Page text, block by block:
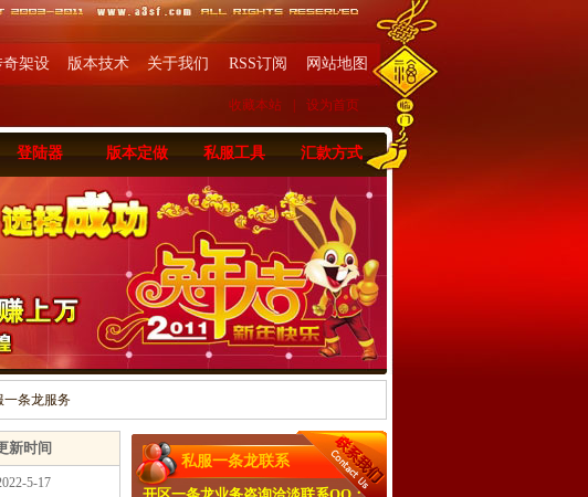
奇架设 版本技术 关于我们 RSS订阅 网站地图
收藏本站 设为首页
登陆器 版本定做 私服工具 汇款方式
一条龙服务
新时间
5-17
私服一条龙联系